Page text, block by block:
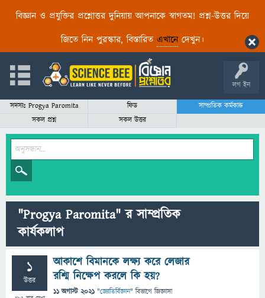
বিজ্ঞান ও প্রযুক্তির প্রশ্নোত্তর দুনিয়ায় আপনাকে স্বাগতম! প্রশ্ন-উত্তর দিয়ে
জিতে নিন পুরস্কার, বিস্তারিত এখানেদেখুন।
লগ ইন
সদস্যঃ Progya Paromita ফিড
সাম্প্রতিক কর্মকান্ড
সকল প্রশ্ন
সকল উত্তর
"Progya Paromita" র সাম্প্রতিক
কার্যকলাপ
1
উত্তর
আকাশে বিমানকে লক্ষ্য করে লেজার
রশ্মি নিক্ষেপ করলে কি হয়?
11 অগাস্ট 2021 "জ্যোতির্বিজ্ঞান" বিভাগে জিজ্ঞাসা